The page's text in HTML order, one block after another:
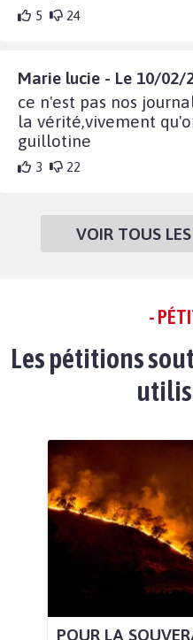
5 24
Marie lucie - Le 10/02/
ce n'est pas nos
la vérité,vivement
guillotine
3 22
VOIR TOUS
-
Les pétitions
POUR LA